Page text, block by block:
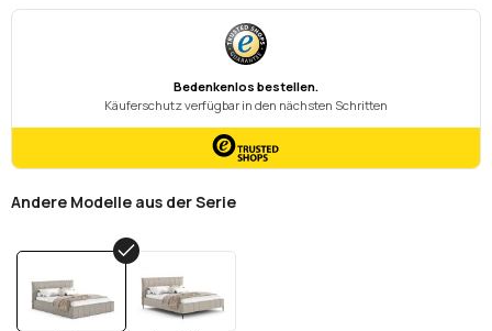
Andere Modelle aus der Serie